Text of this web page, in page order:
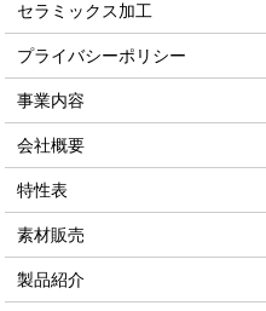
セラミックス加工
プライバシーポリシー
事業内容
会社概要
特性表
素材販売
製品紹介